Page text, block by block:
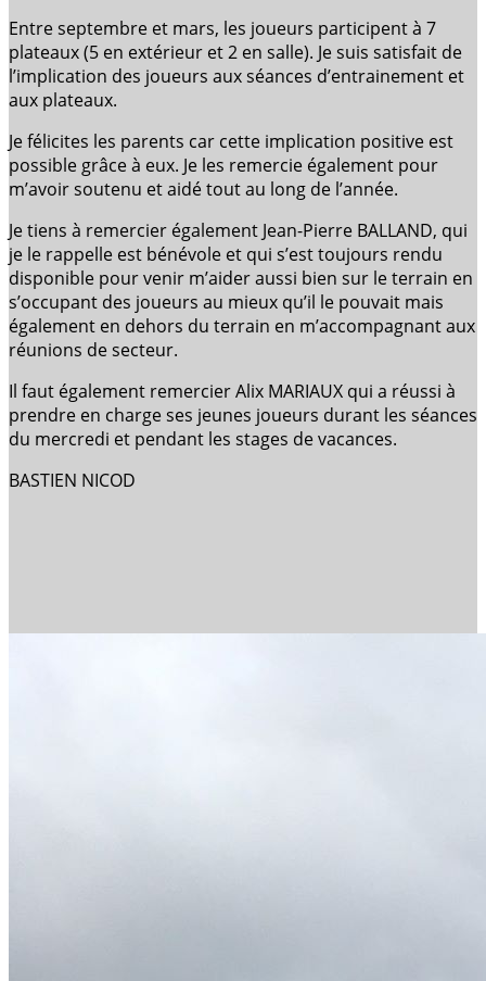
Entre septembre et mars, les joueurs participent à 7
plateaux (5 en extérieur et 2 en salle). Je suis satisfait de
l’implication des joueurs aux séances d’entrainement et
aux plateaux.
Je félicites les parents car cette implication positive est
possible grâce à eux. Je les remercie également pour
m’avoir soutenu et aidé tout au long de l’année.
Je tiens à remercier également Jean-Pierre BALLAND, qui
je le rappelle est bénévole et qui s’est toujours rendu
disponible pour venir m’aider aussi bien sur le terrain en
s’occupant des joueurs au mieux qu’il le pouvait mais
également en dehors du terrain en m’accompagnant aux
réunions de secteur.
Il faut également remercier Alix MARIAUX qui a réussi à
prendre en charge ses jeunes joueurs durant les séances
du mercredi et pendant les stages de vacances.
BASTIEN NICOD